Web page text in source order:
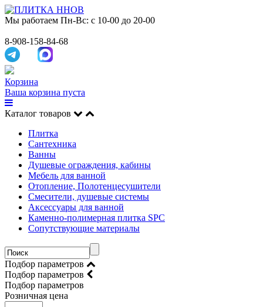
Мы работаем Пн-Вс: с 10-00 до 20-00
8-908-158-84-68
Корзина
Ваша корзина пуста
Каталог товаров
Плитка
Сантехника
Ванны
Душевые ограждения, кабины
Мебель для ванной
Отопление, Полотенцесушители
Смесители, душевые системы
Аксессуары для ванной
Каменно-полимерная плитка SPC
Сопутствующие материалы
Подбор параметров
Подбор параметров
Подбор параметров
Розничная цена